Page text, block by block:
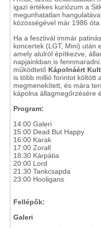
igazi értékes kuriózum a
megunhatatlan
közösségével már 1986
Ha a fesztivál immár
koncertek (LGT, Mini) után
amely alulról építkezve,
napjainkban is
működtető Kápolnáért
is több millió forintot költött
megmenekített, és mára
kápolna állagmegőrzésére
Program:
14:00 Galeri
15:00 Dead But Happy
16:00 Karak
17:00 Zorall
18:30 Kárpátia
20:00 Lord
21:30 Tankcsapda
23:00 Hooligans
Fellépők:
Galeri